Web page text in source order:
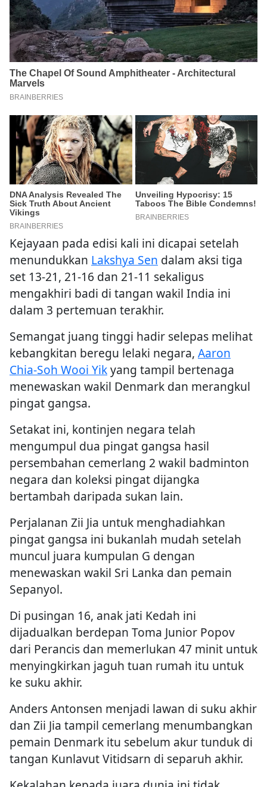
Kejayaan pada edisi kali ini dicapai setelah
menundukkan Lakshya Sen dalam aksi tiga
set 13-21, 21-16 dan 21-11 sekaligus
mengakhiri badi di tangan wakil India ini
dalam 3 pertemuan terakhir.
Semangat juang tinggi hadir selepas melihat
kebangkitan beregu lelaki negara, Aaron
Chia-Soh Wooi Yikyang tampil bertenaga
menewaskan wakil Denmark dan merangkul
pingat gangsa.
Setakat ini, kontinjen negara telah
mengumpul dua pingat gangsa hasil
persembahan cemerlang 2 wakil badminton
negara dan koleksi pingat dijangka
bertambah daripada sukan lain.
Perjalanan Zii Jia untuk menghadiahkan
pingat gangsa ini bukanlah mudah setelah
muncul juara kumpulan G dengan
menewaskan wakil Sri Lanka dan pemain
Sepanyol.
Di pusingan 16, anak jati Kedah ini
dijadualkan berdepan Toma Junior Popov
dari Perancis dan memerlukan 47 minit untuk
menyingkirkan jaguh tuan rumah itu untuk
ke suku akhir.
Anders Antonsen menjadi lawan di suku akhir
dan Zii Jia tampil cemerlang menumbangkan
pemain Denmark itu sebelum akur tunduk di
tangan Kunlavut Vitidsarn di separuh akhir.